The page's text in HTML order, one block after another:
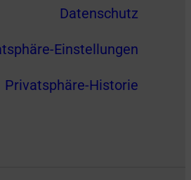
Datenschutz
Einstellungen
Privatsphäre-Historie